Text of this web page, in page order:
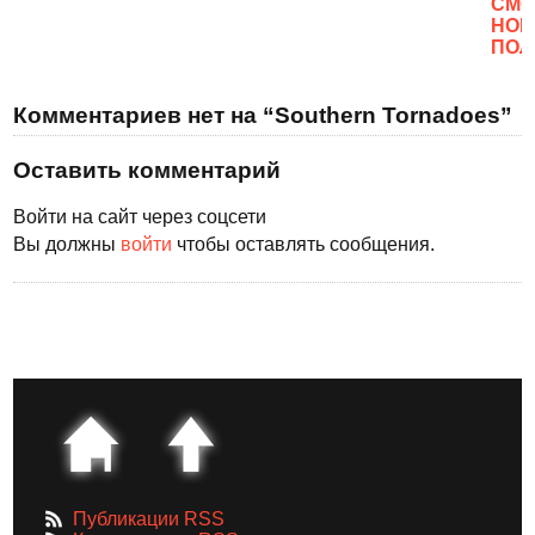
Комментариев нет на “Southern Tornadoes”
Оставить комментарий
Войти на сайт через соцсети
Вы должны войти чтобы оставлять сообщения.
Публикации RSS